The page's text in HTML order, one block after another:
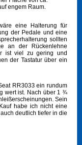
engem Raum.
eine Halterung für
der Pedale und eine
sollten
an der Rückenlehne
ist viel zu gering und
der Tastatur über ein
RR3033 ein rundum
wert ist. Nach über 1 ¾
Sein
habe ich nicht eine
deutlich tiefer in die